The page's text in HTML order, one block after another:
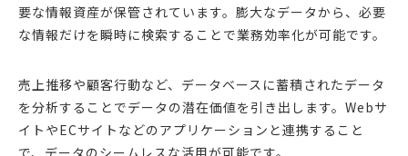
要な情報資産が保管されています。膨大なデータから、必要
な情報だけを瞬時に検索することで業務効率化が可能です。
売上推移や顧客行動など、データベースに蓄積されたデータ
を分析することでデータの潜在価値を引き出します。Webサ
イトやECサイトなどのアプリケーションと連携すること